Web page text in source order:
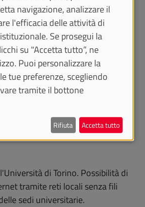
di Torino. Possibilità di
tramite reti locali senza fili
sedi universitarie.
navigazione, analizzare il
l'efficacia delle attività di
Se prosegui la
su "Accetta tutto”, ne
Puoi personalizzare la
tue preferenze, scegliendo
tramite il bottone
Rifiuta Accetta tutto